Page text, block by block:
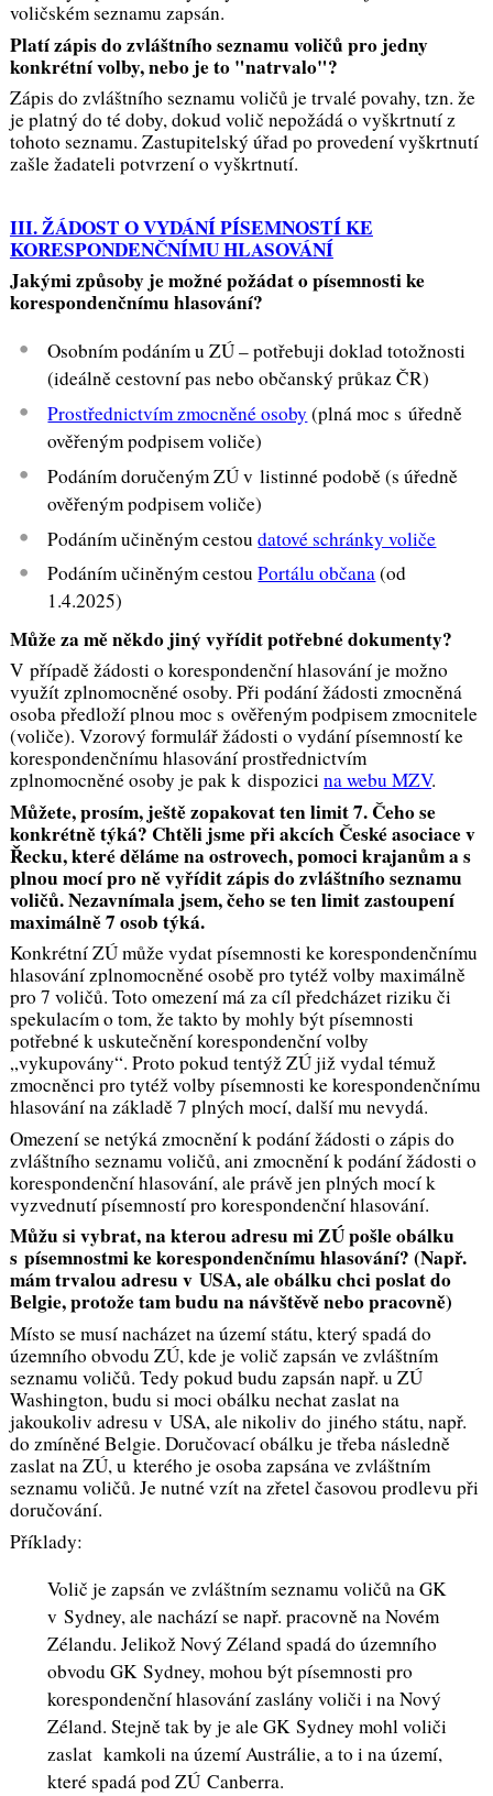
voličském seznamu zapsán.
Platí zápis do zvláštního seznamu voličů pro jedny
konkrétní volby, nebo je to "natrvalo"?
Zápis do zvláštního seznamu voličů je trvalé povahy, tzn. že
je platný do té doby, dokud volič nepožádá o vyškrtnutí z
tohoto seznamu. Zastupitelský úřad po provedení vyškrtnutí
zašle žadateli potvrzení o vyškrtnutí.
III. ŽÁDOST O VYDÁNÍ PÍSEMNOSTÍ KE
KORESPONDENČNÍMU HLASOVÁNÍ
Jakými způsoby je možné požádat o písemnosti ke
korespondenčnímu hlasování?
Osobním podáním u ZÚ – potřebuji doklad totožnosti
(ideálně cestovní pas nebo občanský průkaz ČR)
Prostřednictvím zmocněné osoby (plná moc s úředně
ověřeným podpisem voliče)
Podáním doručeným ZÚ v listinné podobě (s úředně
ověřeným podpisem voliče)
Podáním učiněným cestoudatové schránky voliče
Podáním učiněným cestouPortálu občana(od
1.4.2025)
Může za mě někdo jiný vyřídit potřebné dokumenty?
V případě žádosti o korespondenční hlasování je možno
využít zplnomocněné osoby. Při podání žádosti zmocněná
osoba předloží plnou moc s ověřeným podpisem zmocnitele
(voliče). Vzorový formulář žádosti o vydání písemností ke
korespondenčnímu hlasování prostřednictvím
zplnomocněné osoby je pak k dispozicina webu MZV.
Můžete, prosím, ještě zopakovat ten limit 7. Čeho se
konkrétně týká? Chtěli jsme při akcích České asociace v
Řecku, které děláme na ostrovech, pomoci krajanům a s
plnou mocí pro ně vyřídit zápis do zvláštního seznamu
voličů. Nezavnímala jsem, čeho se ten limit zastoupení
maximálně 7 osob týká.
Konkrétní ZÚ může vydat písemnosti ke korespondenčnímu
hlasování zplnomocněné osobě pro tytéž volby maximálně
pro 7 voličů. Toto omezení má za cíl předcházet riziku či
spekulacím o tom, že takto by mohly být písemnosti
potřebné k uskutečnění korespondenční volby
„vykupovány“. Proto pokud tentýž ZÚ již vydal témuž
zmocněnci pro tytéž volby písemnosti ke korespondenčnímu
hlasování na základě 7 plných mocí, další mu nevydá.
Omezení se netýká zmocnění k podání žádosti o zápis do
zvláštního seznamu voličů, ani zmocnění k podání žádosti o
korespondenční hlasování, ale právě jen plných mocí k
vyzvednutí písemností pro korespondenční hlasování.
Můžu si vybrat, na kterou adresu mi ZÚ pošle obálku
s písemnostmi ke korespondenčnímu hlasování? (Např.
mám trvalou adresu v USA, ale obálku chci poslat do
Belgie, protože tam budu na návštěvě nebo pracovně)
Místo se musí nacházet na území státu, který spadá do
územního obvodu ZÚ, kde je volič zapsán ve zvláštním
seznamu voličů. Tedy pokud budu zapsán např. u ZÚ
Washington, budu si moci obálku nechat zaslat na
jakoukoliv adresu v USA, ale nikoliv do jiného státu, např.
do zmíněné Belgie. Doručovací obálku je třeba následně
zaslat na ZÚ, u kterého je osoba zapsána ve zvláštním
seznamu voličů. Je nutné vzít na zřetel časovou prodlevu při
doručování.
Příklady:
Volič je zapsán ve zvláštním seznamu voličů na GK
v Sydney, ale nachází se např. pracovně na Novém
Zélandu. Jelikož Nový Zéland spadá do územního
obvodu GK Sydney, mohou být písemnosti pro
korespondenční hlasování zaslány voliči i na Nový
Zéland. Stejně tak by je ale GK Sydney mohl voliči
zaslat kamkoli na území Austrálie, a to i na území,
které spadá pod ZÚ Canberra.